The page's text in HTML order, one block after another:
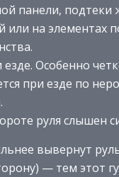
панели, подтеки
или на элементах
езде. Особенно
при езде по
руля слышен
вывернут
— тем этот